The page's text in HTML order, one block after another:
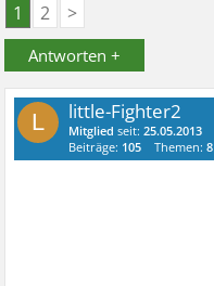
1
2 >
Antworten +
L little-Fighter2
Mitglied seit:25.05.2013
Beiträge: 105 Themen:8